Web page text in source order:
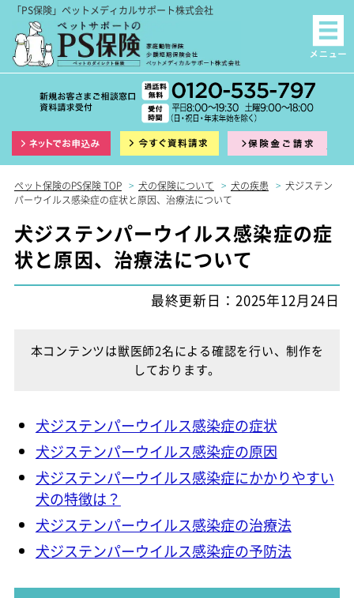
「PS保険」ペットメディカルサポート株式会社
インターネット申込 資料請求
ペット保険のPS保険 TOP > 犬の保険について > 犬の疾患 > 犬ジステン
パーウイルス感染症の症状と原因、治療法について
犬ジステンパーウイルス感染症の症
状と原因、治療法について
最終更新日：2025年12月24日
本コンテンツは獣医師2名による確認を行い、制作を
しております。
犬ジステンパーウイルス感染症の症状
犬ジステンパーウイルス感染症の原因
犬ジステンパーウイルス感染症にかかりやすい
犬の特徴は？
犬ジステンパーウイルス感染症の治療法
犬ジステンパーウイルス感染症の予防法